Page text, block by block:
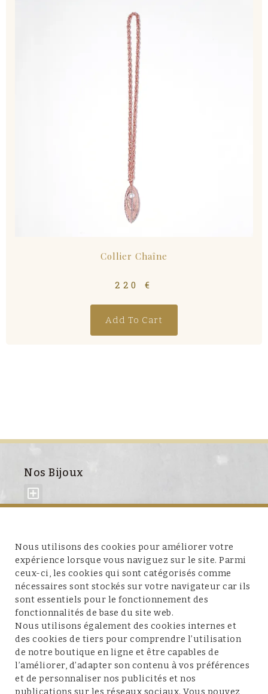
Collier Chaîne
220€
Add To Cart
Nos Bijoux
À propos de nous
Service client
Conditions et mentions légales
Nous utilisons des cookies pour améliorer votre
expérience lorsque vous naviguez sur le site. Parmi
ceux-ci, les cookies qui sont catégorisés comme
nécessaires sont stockés sur votre navigateur car ils
sont essentiels pour le fonctionnement des
fonctionnalités de base du site web.
Nous utilisons également des cookies internes et
des cookies de tiers pour comprendre l’utilisation
de notre boutique en ligne et être capables de
l’améliorer, d’adapter son contenu à vos préférences
et de personnaliser nos publicités et nos
publications sur les réseaux sociaux. Vous pouvez